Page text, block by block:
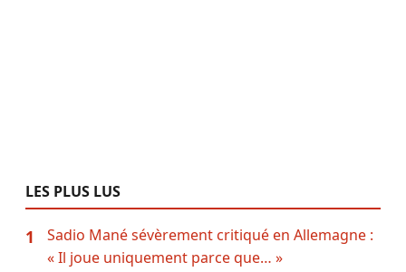
LES PLUS LUS
1
Sadio Mané sévèrement critiqué en Allemagne :
« Il joue uniquement parce que… »